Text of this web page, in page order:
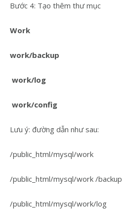
Bước 4: Tạo thêm thư mục
Work
work/backup
work/log
work/config
Lưu ý: đường dẫn như sau:
/public_html/mysql/work
/public_html/mysql/work /backup
/public_html/mysql/work/log